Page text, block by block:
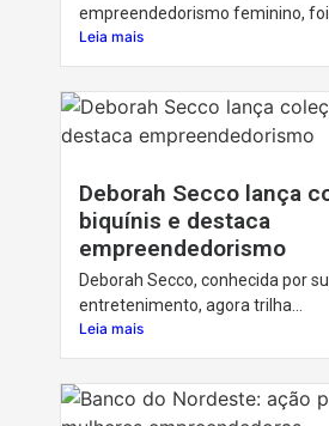
empreendedorismo feminino, foi...
Leia mais
Deborah Secco lança
biquínis e destaca
empreendedorismo
Deborah Secco, conhecida por
entretenimento, agora trilha...
Leia mais